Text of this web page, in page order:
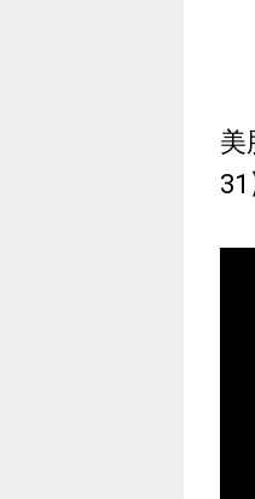
美
31